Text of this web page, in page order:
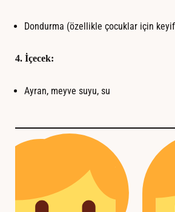
Dondurma (özellikle çocuklar için
4. İçecek:
Ayran, meyve suyu, su